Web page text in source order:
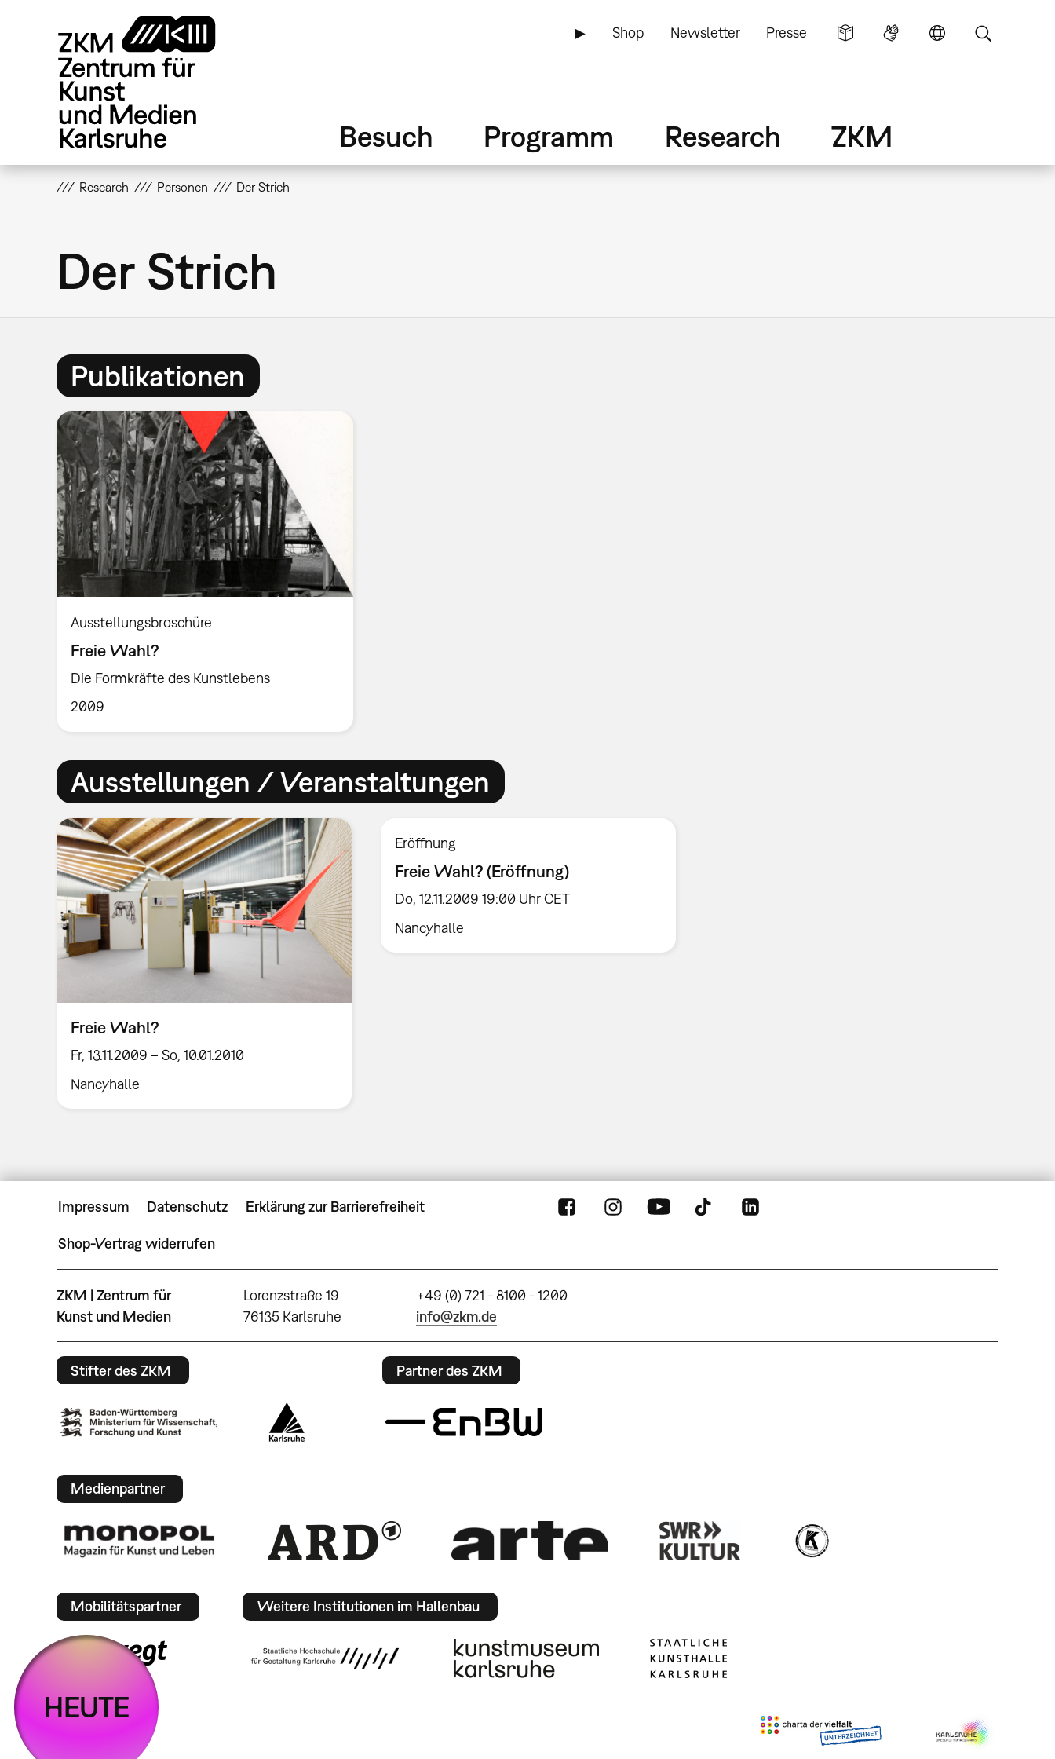
▶ Shop Newsletter Presse
Besuch Programm Research ZKM
Research Personen Der Strich
Der Strich
Publikationen
Ausstellungsbroschüre
Freie Wahl?
Die Formkräfte des Kunstlebens
2009
Ausstellungen / Veranstaltungen
Freie Wahl?
Fr, 13.11.2009 – So, 10.01.2010
Nancyhalle
Eröffnung
Freie Wahl? (Eröffnung)
Do, 12.11.2009 19:00 Uhr CET
Nancyhalle
Impressum Datenschutz Erklärung zur Barrierefreiheit
Shop-Vertrag widerrufen
ZKM | Zentrum für
Kunst und Medien
Lorenzstraße 19
76135 Karlsruhe
+49 (0) 721 - 8100 - 1200
info@zkm.de
Stifter des ZKM Partner des ZKM
Medienpartner
Mobilitätspartner Weitere Institutionen im Hallenbau
HEUTE